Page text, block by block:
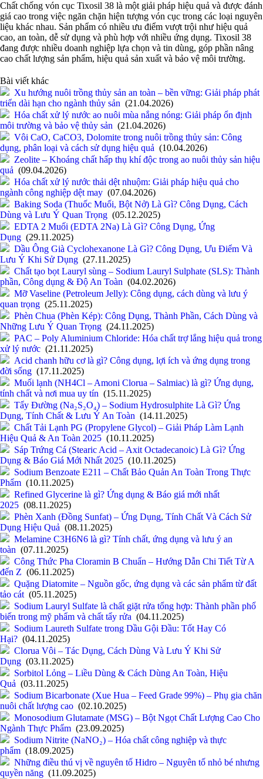
Chất chống vón cục Tixosil 38 là một giải pháp hiệu quả và được đánh
giá cao trong việc ngăn chặn hiện tượng vón cục trong các loại nguyên
liệu khác nhau. Sản phẩm có nhiều ưu điểm vượt trội như hiệu quả
cao, an toàn, dễ sử dụng và phù hợp với nhiều ứng dụng. Tixosil 38
đang được nhiều doanh nghiệp lựa chọn và tin dùng, góp phần nâng
cao chất lượng sản phẩm, hiệu quả sản xuất và bảo vệ môi trường.
Bài viết khác
Xu hướng nuôi trồng thủy sản an toàn – bền vững: Giải pháp phát
triển dài hạn cho ngành thủy sản (21.04.2026)
Hóa chất xử lý nước ao nuôi mùa nắng nóng: Giải pháp ổn định
môi trường và bảo vệ thủy sản (21.04.2026)
Vôi CaO, CaCO3, Dolomite trong nuôi trồng thủy sản: Công
dụng, phân loại và cách sử dụng hiệu quả (10.04.2026)
Zeolite – Khoáng chất hấp thụ khí độc trong ao nuôi thủy sản hiệu
quả (09.04.2026)
Hóa chất xử lý nước thải dệt nhuộm: Giải pháp hiệu quả cho
ngành công nghiệp dệt may (07.04.2026)
Baking Soda (Thuốc Muối, Bột Nở) Là Gì? Công Dụng, Cách
Dùng và Lưu Ý Quan Trọng (05.12.2025)
EDTA 2 Muối (EDTA 2Na) Là Gì? Công Dụng, Ứng
Dụng (29.11.2025)
Dầu Ông Già Cyclohexanone Là Gì? Công Dụng, Ưu Điểm Và
Lưu Ý Khi Sử Dụng (27.11.2025)
Chất tạo bọt Lauryl sùng – Sodium Lauryl Sulphate (SLS): Thành
phần, Công dụng & Độ An Toàn (04.02.2026)
Mỡ Vaseline (Petroleum Jelly): Công dụng, cách dùng và lưu ý
quan trọng (25.11.2025)
Phèn Chua (Phèn Kép): Công Dụng, Thành Phần, Cách Dùng và
Những Lưu Ý Quan Trọng (24.11.2025)
PAC – Poly Aluminium Chloride: Hóa chất trợ lắng hiệu quả trong
xử lý nước (21.11.2025)
Acid chanh hữu cơ là gì? Công dụng, lợi ích và ứng dụng trong
đời sống (17.11.2025)
Muối lạnh (NH4Cl – Amoni Clorua – Salmiac) là gì? Ứng dụng,
tính chất và nơi mua uy tín (15.11.2025)
Tẩy Đường (Na₂S₂O₄) – Sodium Hydrosulphite Là Gì? Ứng
Dụng, Tính Chất & Lưu Ý An Toàn (14.11.2025)
Chất Tải Lạnh PG (Propylene Glycol) – Giải Pháp Làm Lạnh
Hiệu Quả & An Toàn 2025 (10.11.2025)
Sáp Trứng Cá (Stearic Acid – Axit Octadecanoic) Là Gì? Ứng
Dụng & Báo Giá Mới Nhất 2025 (10.11.2025)
Sodium Benzoate E211 – Chất Bảo Quản An Toàn Trong Thực
Phẩm (10.11.2025)
Refined Glycerine là gì? Ứng dụng & Báo giá mới nhất
2025 (08.11.2025)
Phèn Xanh (Đồng Sunfat) – Ứng Dụng, Tính Chất Và Cách Sử
Dụng Hiệu Quả (08.11.2025)
Melamine C3H6N6 là gì? Tính chất, ứng dụng và lưu ý an
toàn (07.11.2025)
Công Thức Pha Cloramin B Chuẩn – Hướng Dẫn Chi Tiết Từ A
đến Z (06.11.2025)
Quặng Diatomite – Nguồn gốc, ứng dụng và các sản phẩm từ đất
tảo cát (05.11.2025)
Sodium Lauryl Sulfate là chất giặt rửa tổng hợp: Thành phần phổ
biến trong mỹ phẩm và chất tẩy rửa (04.11.2025)
Sodium Laureth Sulfate trong Dầu Gội Đầu: Tốt Hay Có
Hại? (04.11.2025)
Clorua Vôi – Tác Dụng, Cách Dùng Và Lưu Ý Khi Sử
Dụng (03.11.2025)
Sorbitol Lỏng – Liều Dùng & Cách Dùng An Toàn, Hiệu
Quả (03.11.2025)
Sodium Bicarbonate (Xue Hua – Feed Grade 99%) – Phụ gia chăn
nuôi chất lượng cao (02.10.2025)
Monosodium Glutamate (MSG) – Bột Ngọt Chất Lượng Cao Cho
Ngành Thực Phẩm (23.09.2025)
Sodium Nitrite (NaNO₂) – Hóa chất công nghiệp và thực
phẩm (18.09.2025)
Những điều thú vị về nguyên tố Hidro – Nguyên tố nhỏ bé nhưng
quyền năng (11.09.2025)